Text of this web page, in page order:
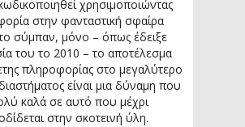
χρησιμοποιώντας
στην φανταστική σφαίρα
σύμπαν, μόνο – όπως έδειξε
του το 2010 – το αποτέλεσμα
πληροφορίας στο μεγαλύτερο
είναι μια δύναμη που
καλά σε αυτό που μέχρι
στην σκοτεινή ύλη.